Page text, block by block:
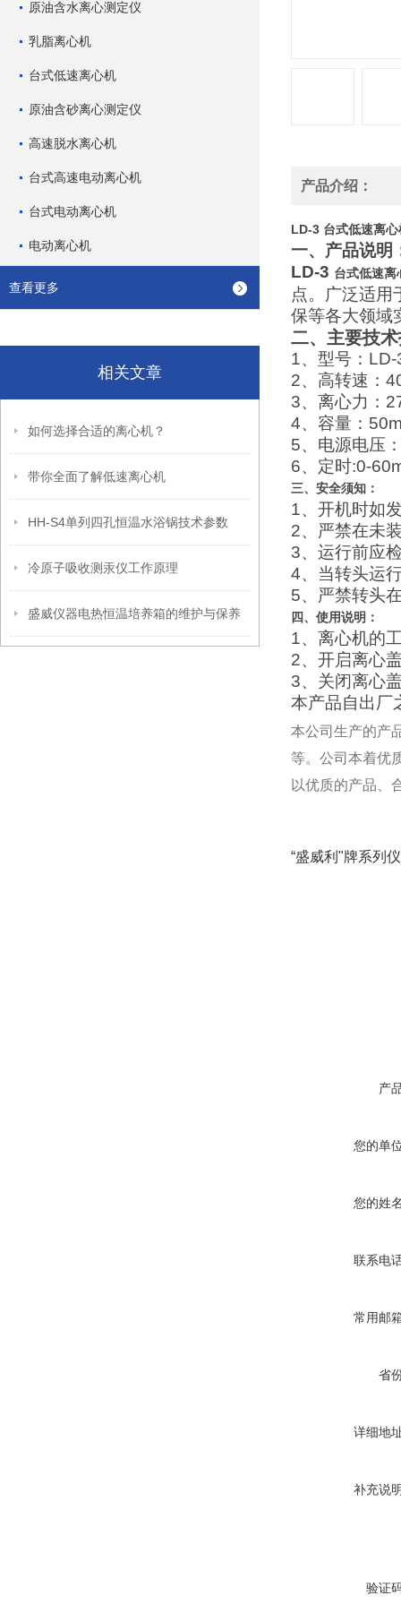
原油含水离心测定仪
乳脂离心机
台式低速离心机
原油含砂离心测定仪
高速脱水离心机
台式高速电动离心机
台式电动离心机
电动离心机
查看更多
相关文章
如何选择合适的离心机？
带你全面了解低速离心机
HH-S4单列四孔恒温水浴锅技术参数
冷原子吸收测汞仪工作原理
盛威仪器电热恒温培养箱的维护与保养
产品介绍：
LD-3 台式低速离心
一、产品说明
LD-3 台式低速离
点。广泛适用
保等各大领域
二、 主要技
1、型号：LD-
2、高转速：
3、离心力：
4、容量：
5、电源电压
6、定时:0-
三、 安全须知：
1、开机时如
2、严禁在未
3、运行前应
4、当转头运
5、严禁转头
四、 使用说明：
1、离心机的
2、开启离心
3、关闭离心
本产品自出厂
本公司生产的产
等。公司本着优
以优质的产品、
“盛威利 "牌系列
产
您的单
您的姓
联系电
常用邮
省
详细地
补充说
验证